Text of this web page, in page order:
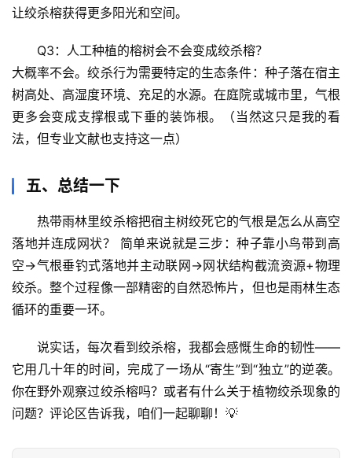
让绞杀榕获得更多阳光和空间。
Q3：人工种植的榕树会不会变成绞杀榕？
大概率不会。绞杀行为需要特定的生态条件：种子落在宿主
树高处、高湿度环境、充足的水源。在庭院或城市里，气根
更多会变成支撑根或下垂的装饰根。（当然这只是我的看
法，但专业文献也支持这一点）
五、总结一下
热带雨林里绞杀榕把宿主树绞死它的气根是怎么从高空
落地并连成网状？
简单来说就是三步：种子靠小鸟带到高
空→气根垂钓式落地并主动联网→网状结构截流资源+物理
绞杀。整个过程像一部精密的自然恐怖片，但也是雨林生态
循环的重要一环。
说实话，每次看到绞杀榕，我都会感慨生命的韧性——
它用几十年的时间，完成了一场从“寄生”到“独立”的逆袭。
你在野外观察过绞杀榕吗？或者有什么关于植物绞杀现象的
问题？评论区告诉我，咱们一起聊聊！💡